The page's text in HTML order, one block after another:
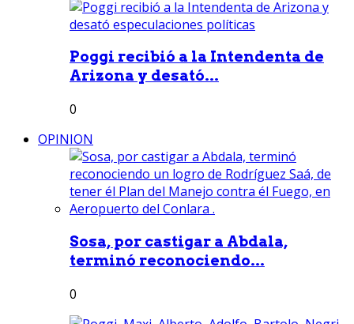
Poggi recibió a la Intendenta de
Arizona y desató...
0
OPINION
Sosa, por castigar a Abdala,
terminó reconociendo...
0